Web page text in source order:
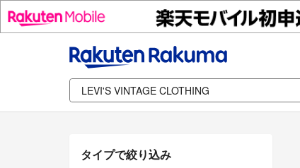
タイプで絞り込み